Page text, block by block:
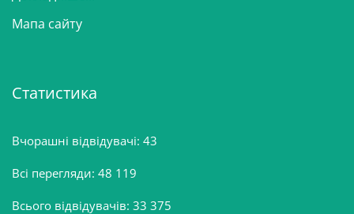
Мапа сайту
Статистика
Вчорашні відвідувачі: 43
Всі перегляди: 48 119
Всього відвідувачів: 33 375